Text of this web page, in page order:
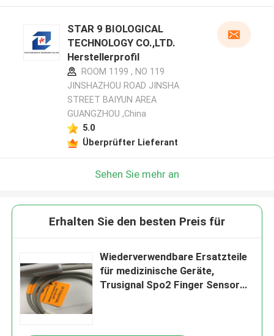
STAR 9 BIOLOGICAL
TECHNOLOGY CO.,LTD.
Herstellerprofil
ROOM 1199 , NO 119
JINSHAZHOU ROAD JINSHA
STREET BAIYUN AREA
GUANGZHOU ,China
5.0
Überprüfter Lieferant
Sehen Sie mehr an
Erhalten Sie den besten Preis für
Wiederverwendbare Ersatzteile
für medizinische Geräte,
Trusignal Spo2 Finger Sensor